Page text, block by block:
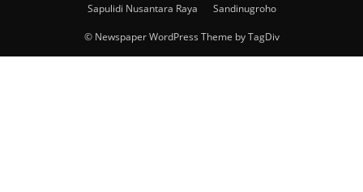
Sapulidi Nusantara Raya
Sandinugroho
© Newspaper WordPress Theme by TagDiv